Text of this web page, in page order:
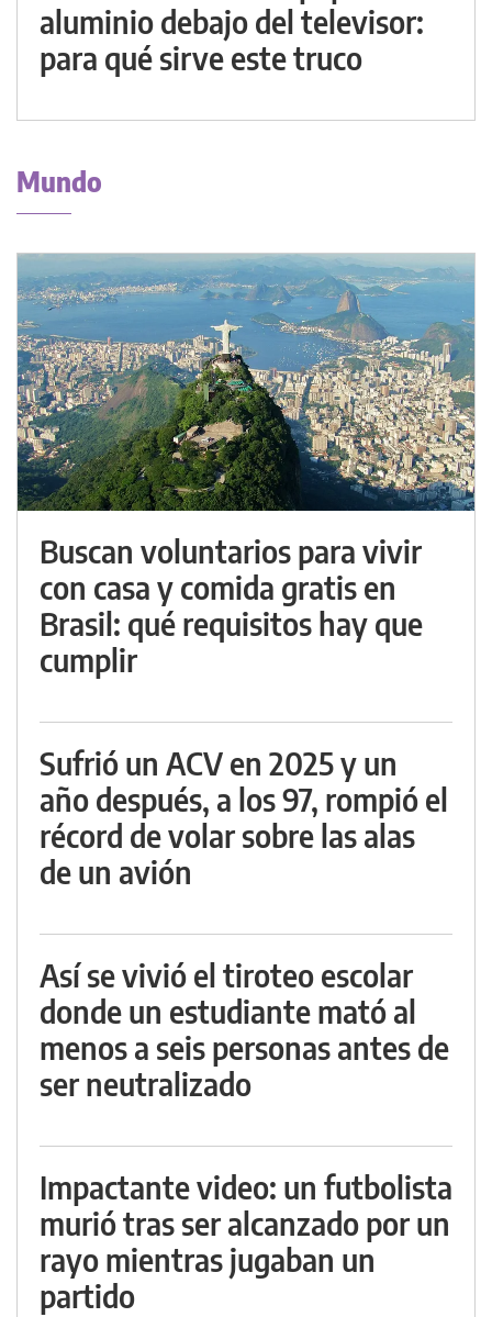
aluminio debajo del televisor:
para qué sirve este truco
Mundo
Buscan voluntarios para vivir
con casa y comida gratis en
Brasil: qué requisitos hay que
cumplir
Sufrió un ACV en 2025 y un
año después, a los 97, rompió el
récord de volar sobre las alas
de un avión
Así se vivió el tiroteo escolar
donde un estudiante mató al
menos a seis personas antes de
ser neutralizado
Impactante video: un futbolista
murió tras ser alcanzado por un
rayo mientras jugaban un
partido